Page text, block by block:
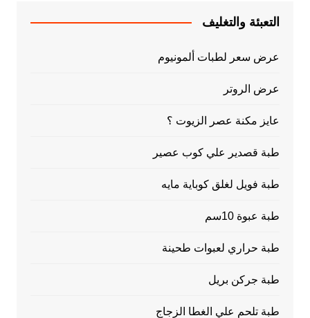
التعبئة والتغليف
عرض سعر لطبات ألمونيوم
عرض الروتر
عايز مكنة عصر الزيوت ؟
طبة قصدير علي كوب عصير
طبة فويل لغلق كوباية مايه
طبة عبوة 10سم
طبة حراري لعبوات طحينة
طبة جركن بريل
طبة تلحم علي الغطا الزجاج